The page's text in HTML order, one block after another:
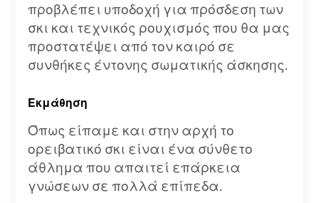
προβλέπει υποδοχή για πρόσδεση των
σκι και τεχνικός ρουχισμός που θα μας
προστατέψει από τον καιρό σε
συνθήκες έντονης σωματικής άσκησης.
Εκμάθηση
Όπως είπαμε και στην αρχή το
ορειβατικό σκι είναι ένα σύνθετο
άθλημα που απαιτεί επάρκεια
γνώσεων σε πολλά επίπεδα.